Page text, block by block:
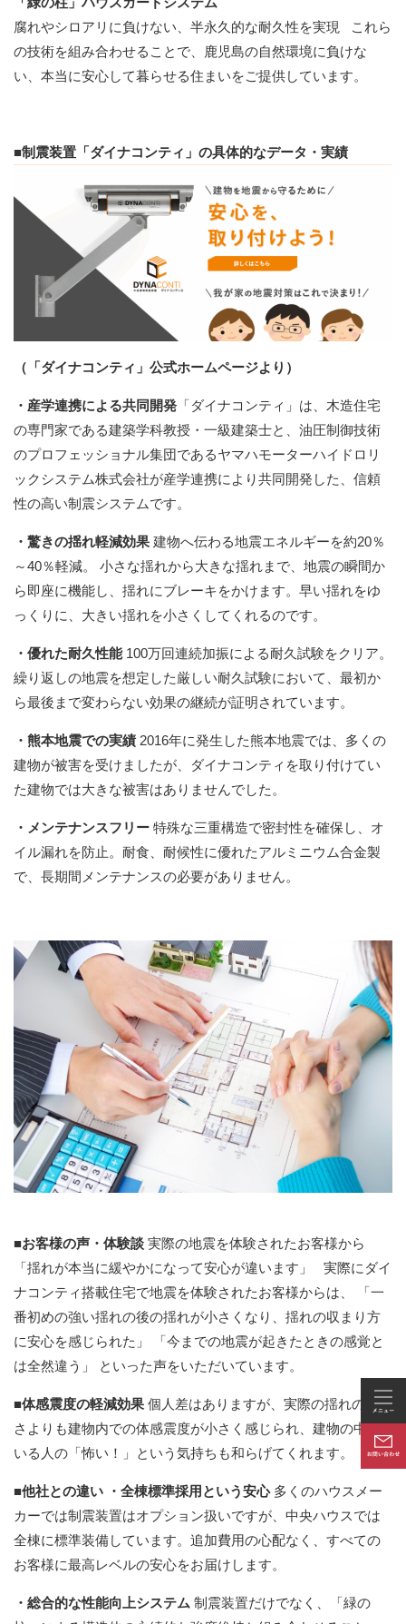
腐れやシロアリに負けない、半永久的な耐久性を実現
これら
の技術を組み合わせることで、鹿児島の自然環境に負けな
い、本当に安心して暮らせる住まいをご提供しています。
■制震装置「ダイナコンティ」の具体的なデータ・実績
（「ダイナコンティ」公式ホームページより）
・産学連携による共同開発 「ダイナコンティ」は、木造住宅
の専門家である建築学科教授・一級建築士と、油圧制御技術
のプロフェッショナル集団であるヤマハモーターハイドロリ
ックシステム株式会社が産学連携により共同開発した、信頼
性の高い制震システムです。
・驚きの揺れ軽減効果 建物へ伝わる地震エネルギーを約20％
～40％軽減。
小さな揺れから大きな揺れまで、地震の瞬間か
ら即座に機能し、揺れにブレーキをかけます。早い揺れをゆ
っくりに、大きい揺れを小さくしてくれるのです。
・優れた耐久性能 100万回連続加振による耐久試験をクリア。
繰り返しの地震を想定した厳しい耐久試験において、最初か
ら最後まで変わらない効果の継続が証明されています。
・熊本地震での実績 2016年に発生した熊本地震では、多くの
建物が被害を受けましたが、ダイナコンティを取り付けてい
た建物では大きな被害はありませんでした。
・メンテナンスフリー 特殊な三重構造で密封性を確保し、オ
イル漏れを防止。耐食、耐候性に優れたアルミニウム合金製
で、長期間メンテナンスの必要がありません。
■お客様の声・体験談 実際の地震を体験されたお客様から
「揺れが本当に緩やかになって安心が違います」
実際にダイ
ナコンティ搭載住宅で地震を体験されたお客様からは、 「一
番初めの強い揺れの後の揺れが小さくなり、揺れの収まり方
に安心を感じられた」 「今までの地震が起きたときの感覚と
は全然違う」 といった声をいただいています。
■体感震度の軽減効果 個人差はありますが、実際の揺れの大き
さよりも建物内での体感震度が小さく感じられ、建物の中に
いる人の「怖い！」という気持ちも和らげてくれます。
■他社との違い ・全棟標準採用という安心 多くのハウスメー
カーでは制震装置はオプション扱いですが、中央ハウスでは
全棟に標準装備しています。追加費用の心配なく、すべての
お客様に最高レベルの安心をお届けします。
・総合的な性能向上システム 制震装置だけでなく、「緑の